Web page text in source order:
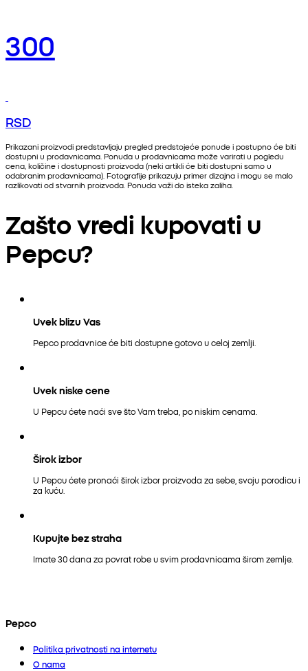
300
RSD
Prikazani proizvodi predstavljaju pregled predstojeće ponude i postupno će biti
dostupni u prodavnicama. Ponuda u prodavnicama može varirati u pogledu
cena, količine i dostupnosti proizvoda (neki artikli će biti dostupni samo u
odabranim prodavnicama). Fotografije prikazuju primer dizajna i mogu se malo
razlikovati od stvarnih proizvoda. Ponuda važi do isteka zaliha.
Zašto vredi kupovati u
Pepcu?
Uvek blizu Vas
Pepco prodavnice će biti dostupne gotovo u celoj zemlji.
Uvek niske cene
U Pepcu ćete naći sve što Vam treba, po niskim cenama.
Širok izbor
U Pepcu ćete pronaći širok izbor proizvoda za sebe, svoju porodicu i
za kuću.
Kupujte bez straha
Imate 30 dana za povrat robe u svim prodavnicama širom zemlje.
Pepco
Politika privatnosti na internetu
O nama